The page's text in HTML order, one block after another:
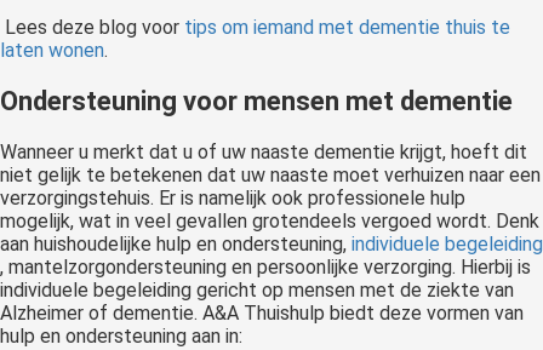
Lees deze blog voor tips om iemand met dementie thuis te
laten wonen.
Ondersteuning voor mensen met dementie
Wanneer u merkt dat u of uw naaste dementie krijgt, hoeft dit
niet gelijk te betekenen dat uw naaste moet verhuizen naar een
verzorgingstehuis. Er is namelijk ook professionele hulp
mogelijk, wat in veel gevallen grotendeels vergoed wordt. Denk
aan huishoudelijke hulp en ondersteuning, individuele begeleiding
, mantelzorgondersteuning en persoonlijke verzorging. Hierbij is
individuele begeleiding gericht op mensen met de ziekte van
Alzheimer of dementie. A&A Thuishulp biedt deze vormen van
hulp en ondersteuning aan in: